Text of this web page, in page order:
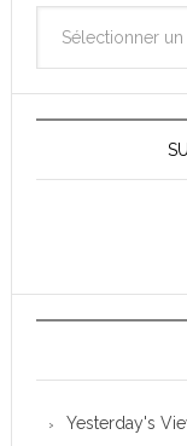
des
News
Yesterday's